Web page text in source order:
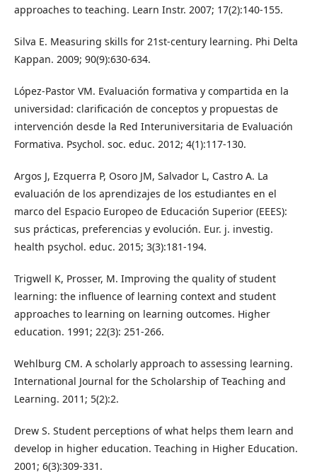
approaches to teaching. Learn Instr. 2007; 17(2):140-155.
Silva E. Measuring skills for 21st-century learning. Phi Delta
Kappan. 2009; 90(9):630-634.
López-Pastor VM. Evaluación formativa y compartida en la
universidad: clarificación de conceptos y propuestas de
intervención desde la Red Interuniversitaria de Evaluación
Formativa. Psychol. soc. educ. 2012; 4(1):117-130.
Argos J, Ezquerra P, Osoro JM, Salvador L, Castro A. La
evaluación de los aprendizajes de los estudiantes en el
marco del Espacio Europeo de Educación Superior (EEES):
sus prácticas, preferencias y evolución. Eur. j. investig.
health psychol. educ. 2015; 3(3):181-194.
Trigwell K, Prosser, M. Improving the quality of student
learning: the influence of learning context and student
approaches to learning on learning outcomes. Higher
education. 1991; 22(3): 251-266.
Wehlburg CM. A scholarly approach to assessing learning.
International Journal for the Scholarship of Teaching and
Learning. 2011; 5(2):2.
Drew S. Student perceptions of what helps them learn and
develop in higher education. Teaching in Higher Education.
2001; 6(3):309-331.